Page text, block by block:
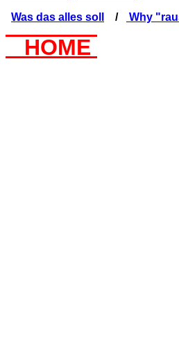
Was das alles soll
/ Why
HOME